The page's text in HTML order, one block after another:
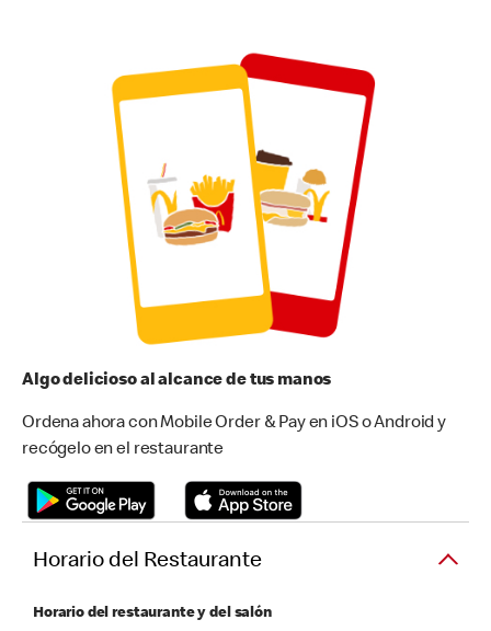
Algo delicioso al alcance de tus manos
Ordena ahora con Mobile Order & Pay en iOS o Android y
recógelo en el restaurante
Horario del Restaurante
Horario del restaurante y del salón